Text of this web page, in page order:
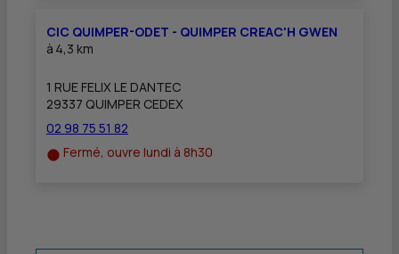
CIC QUIMPER-ODET - QUIMPER CREAC'H GWEN
à 4,3 km
1 RUE FELIX LE DANTEC
29337 QUIMPER CEDEX
02 98 75 51 82
Fermé, ouvre lundi à 8h30